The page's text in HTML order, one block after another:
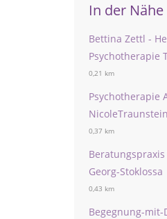
In der Nähe
Bettina Zettl -
Psychotherapie
0,21 km
Psychotherapie
NicoleTraunstein
0,37 km
Georg-Stoklossa
0,43 km
Begegnung-mit-